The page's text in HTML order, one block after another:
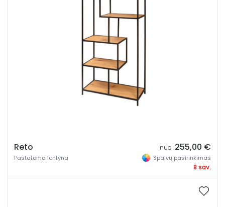
Spalva
Reto
Pastatoma lentyna
nuo 255,00 €
Spalvų pasirinkimas
8 sav.